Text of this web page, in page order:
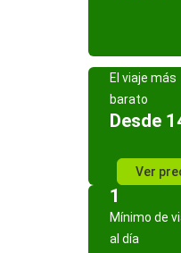
El viaje más
barato
Desde
Ver
1
Mínimo de
al día